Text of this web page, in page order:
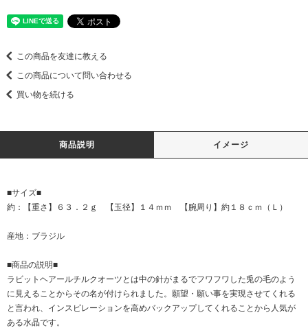
この商品を友達に教える
この商品について問い合わせる
買い物を続ける
商品説明 イメージ
■サイズ■
約：【重さ】６３．２ｇ 【玉径】１４ｍｍ 【腕周り】約１８ｃｍ（Ｌ）
産地：ブラジル
■商品の説明■
ラビットヘアールチルクオーツとは中の針がまるでフワフワした兎の毛のよう
に見えることからその名が付けられました。願望・願い事を実現させてくれる
と言われ、インスピレーションを高めバックアップしてくれることから人気が
ある水晶です。